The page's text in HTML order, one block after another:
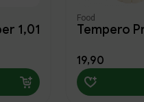
1,010Kg
Food
Tempero
19,90
Meu
Meu
Continuar